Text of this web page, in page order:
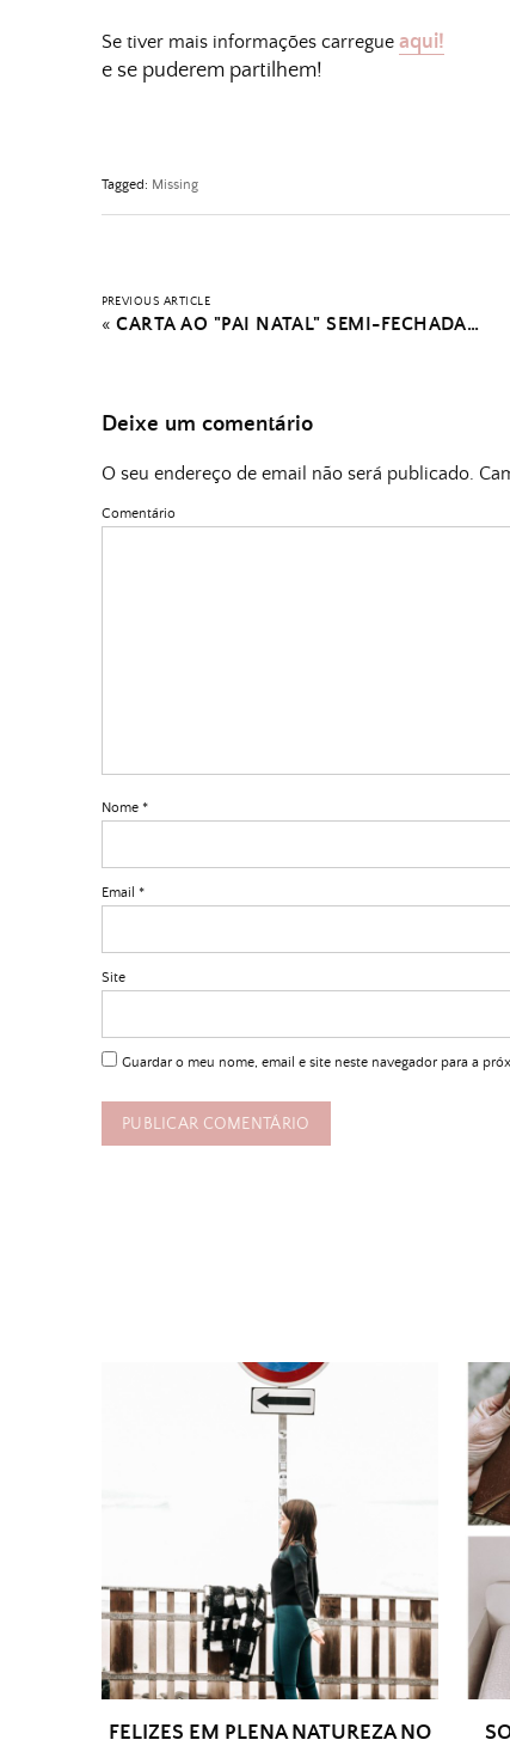
Se tiver mais informações carregue aqui!
e se puderem partilhem!
Tagged: Missing
PREVIOUS ARTICLE
«CARTA AO "PAI NATAL" SEMI-FECHADA…
Deixe um comentário
O seu endereço de email não será publicado.
Comentário
Nome *
Email *
Site
Guardar o meu nome, email e site neste navegador para a
FELIZES EM PLENA NATUREZA NO